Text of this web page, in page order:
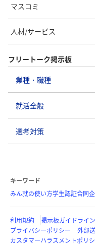
マスコミ
人材/サービス
フリートーク掲示板
業種・職種
就活全般
選考対策
キーワード
みん就の使い方学生認証合同
利用規約 掲示板ガイドライン
プライバシーポリシー
外部
カスタマーハラスメントポリ